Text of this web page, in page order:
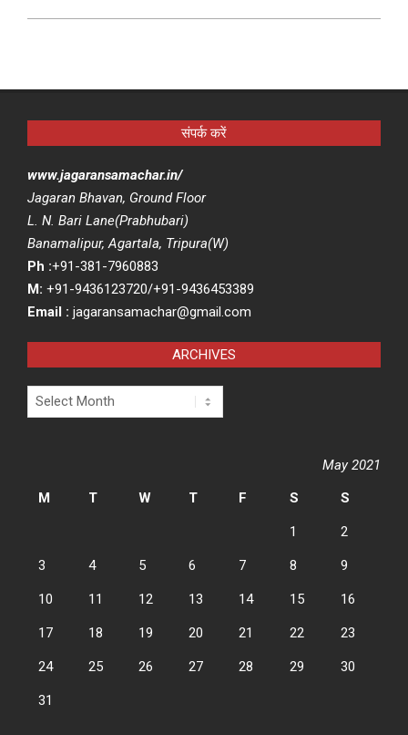
संपर्क करें
www.jagaransamachar.in/
Jagaran Bhavan, Ground Floor
L. N. Bari Lane(Prabhubari)
Banamalipur, Agartala, Tripura(W)
Ph :+91-381-7960883
M: +91-9436123720/+91-9436453389
Email : jagaransamachar@gmail.com
ARCHIVES
Archives
May 2021
M
T W T F S S
1 2
3 4 5 6 7 8 9
10 11 12 13 14 15 16
17 18 19 20 21 22 23
24 25 26 27 28 29 30
31